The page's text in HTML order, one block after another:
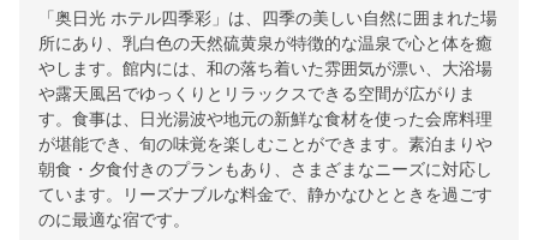
「奥日光 ホテル四季彩」は、四季の美しい自然に囲まれた場
所にあり、乳白色の天然硫黄泉が特徴的な温泉で心と体を癒
やします。館内には、和の落ち着いた雰囲気が漂い、大浴場
や露天風呂でゆっくりとリラックスできる空間が広がりま
す。食事は、日光湯波や地元の新鮮な食材を使った会席料理
が堪能でき、旬の味覚を楽しむことができます。素泊まりや
朝食・夕食付きのプランもあり、さまざまなニーズに対応し
ています。リーズナブルな料金で、静かなひとときを過ごす
のに最適な宿です。